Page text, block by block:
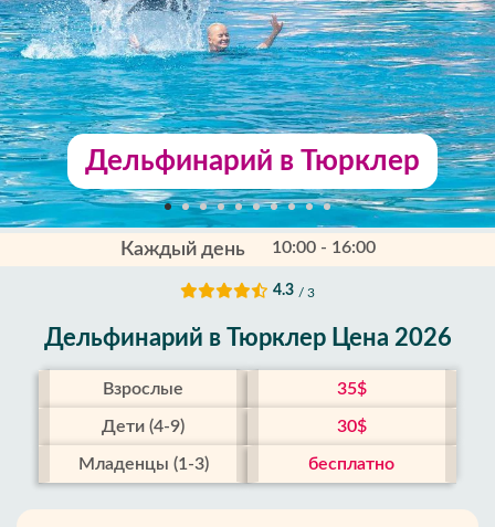
Дельфинарий в Тюрклер
Каждый день 10:00 - 16:00
4.3 / 3
Дельфинарий в Тюрклер Цена 2026
Взрослые 35$
Дети (4-9) 30$
Младенцы (1-3) бесплатно